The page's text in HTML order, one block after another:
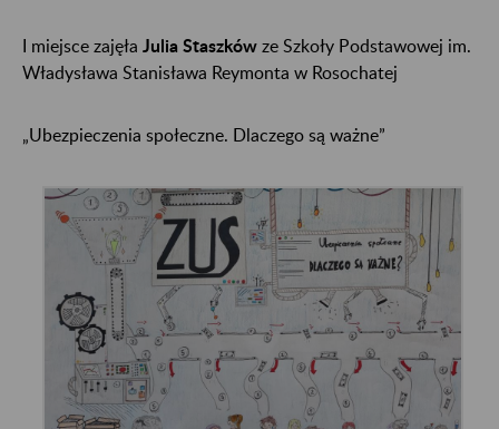
I miejsce zajęła Julia Staszków ze Szkoły Podstawowej im.
Władysława Stanisława Reymonta w Rosochatej
„Ubezpieczenia społeczne. Dlaczego są ważne”